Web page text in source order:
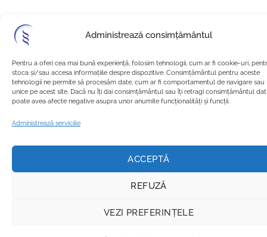
Administrează consimțământul
Pentru a oferi cea mai bună experiență, folosim tehnologii, cum ar fi cookie-uri,
stoca și/sau accesa informațiile despre dispozitive. Consimțământul pentru aceste
tehnologii ne permite să procesăm date, cum ar fi comportamentul de navigare sau
unice pe acest site. Dacă nu îți dai consimțământul sau îți retragi consimțământul dat
poate avea afecte negative asupra unor anumite funcționalități și funcții.
Administrează serviciile
ACCEPTĂ
REFUZĂ
VEZI PREFERINȚELE